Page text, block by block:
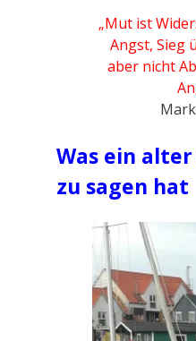
„Mut ist
Angst, Sieg
aber nicht
Was ein
zu sagen hat